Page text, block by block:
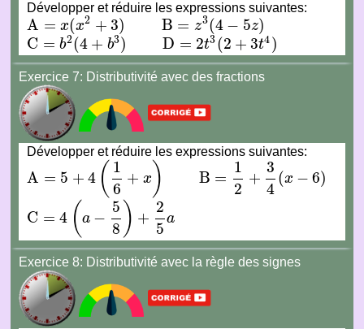
Développer et réduire les expressions suivantes:
A = x(x2 + 3)
A= x(x2+3) B = z3(4 − 5z)
B= z3 (4−5z )
C = b2(4 + b3)
C=b2 (4+b3) D = 2t3(2 + 3t4)
D= 2t3(2+3 t4 )
Exercice 7: Distributivité avec des fractions
Développer et réduire les expressions suivantes:
A = 5 + 4 ( 1
6
+ x )
A= 5+ 4( 16 +x ) B =
1
2
+
3
4
(x − 6)
B= 12 +3 4(x −6 )
C = 4 ( a −
5
8 ) +
2
5
a
C=4( a− 5 8)+25 a
Exercice 8: Distributivité avec la règle des signes